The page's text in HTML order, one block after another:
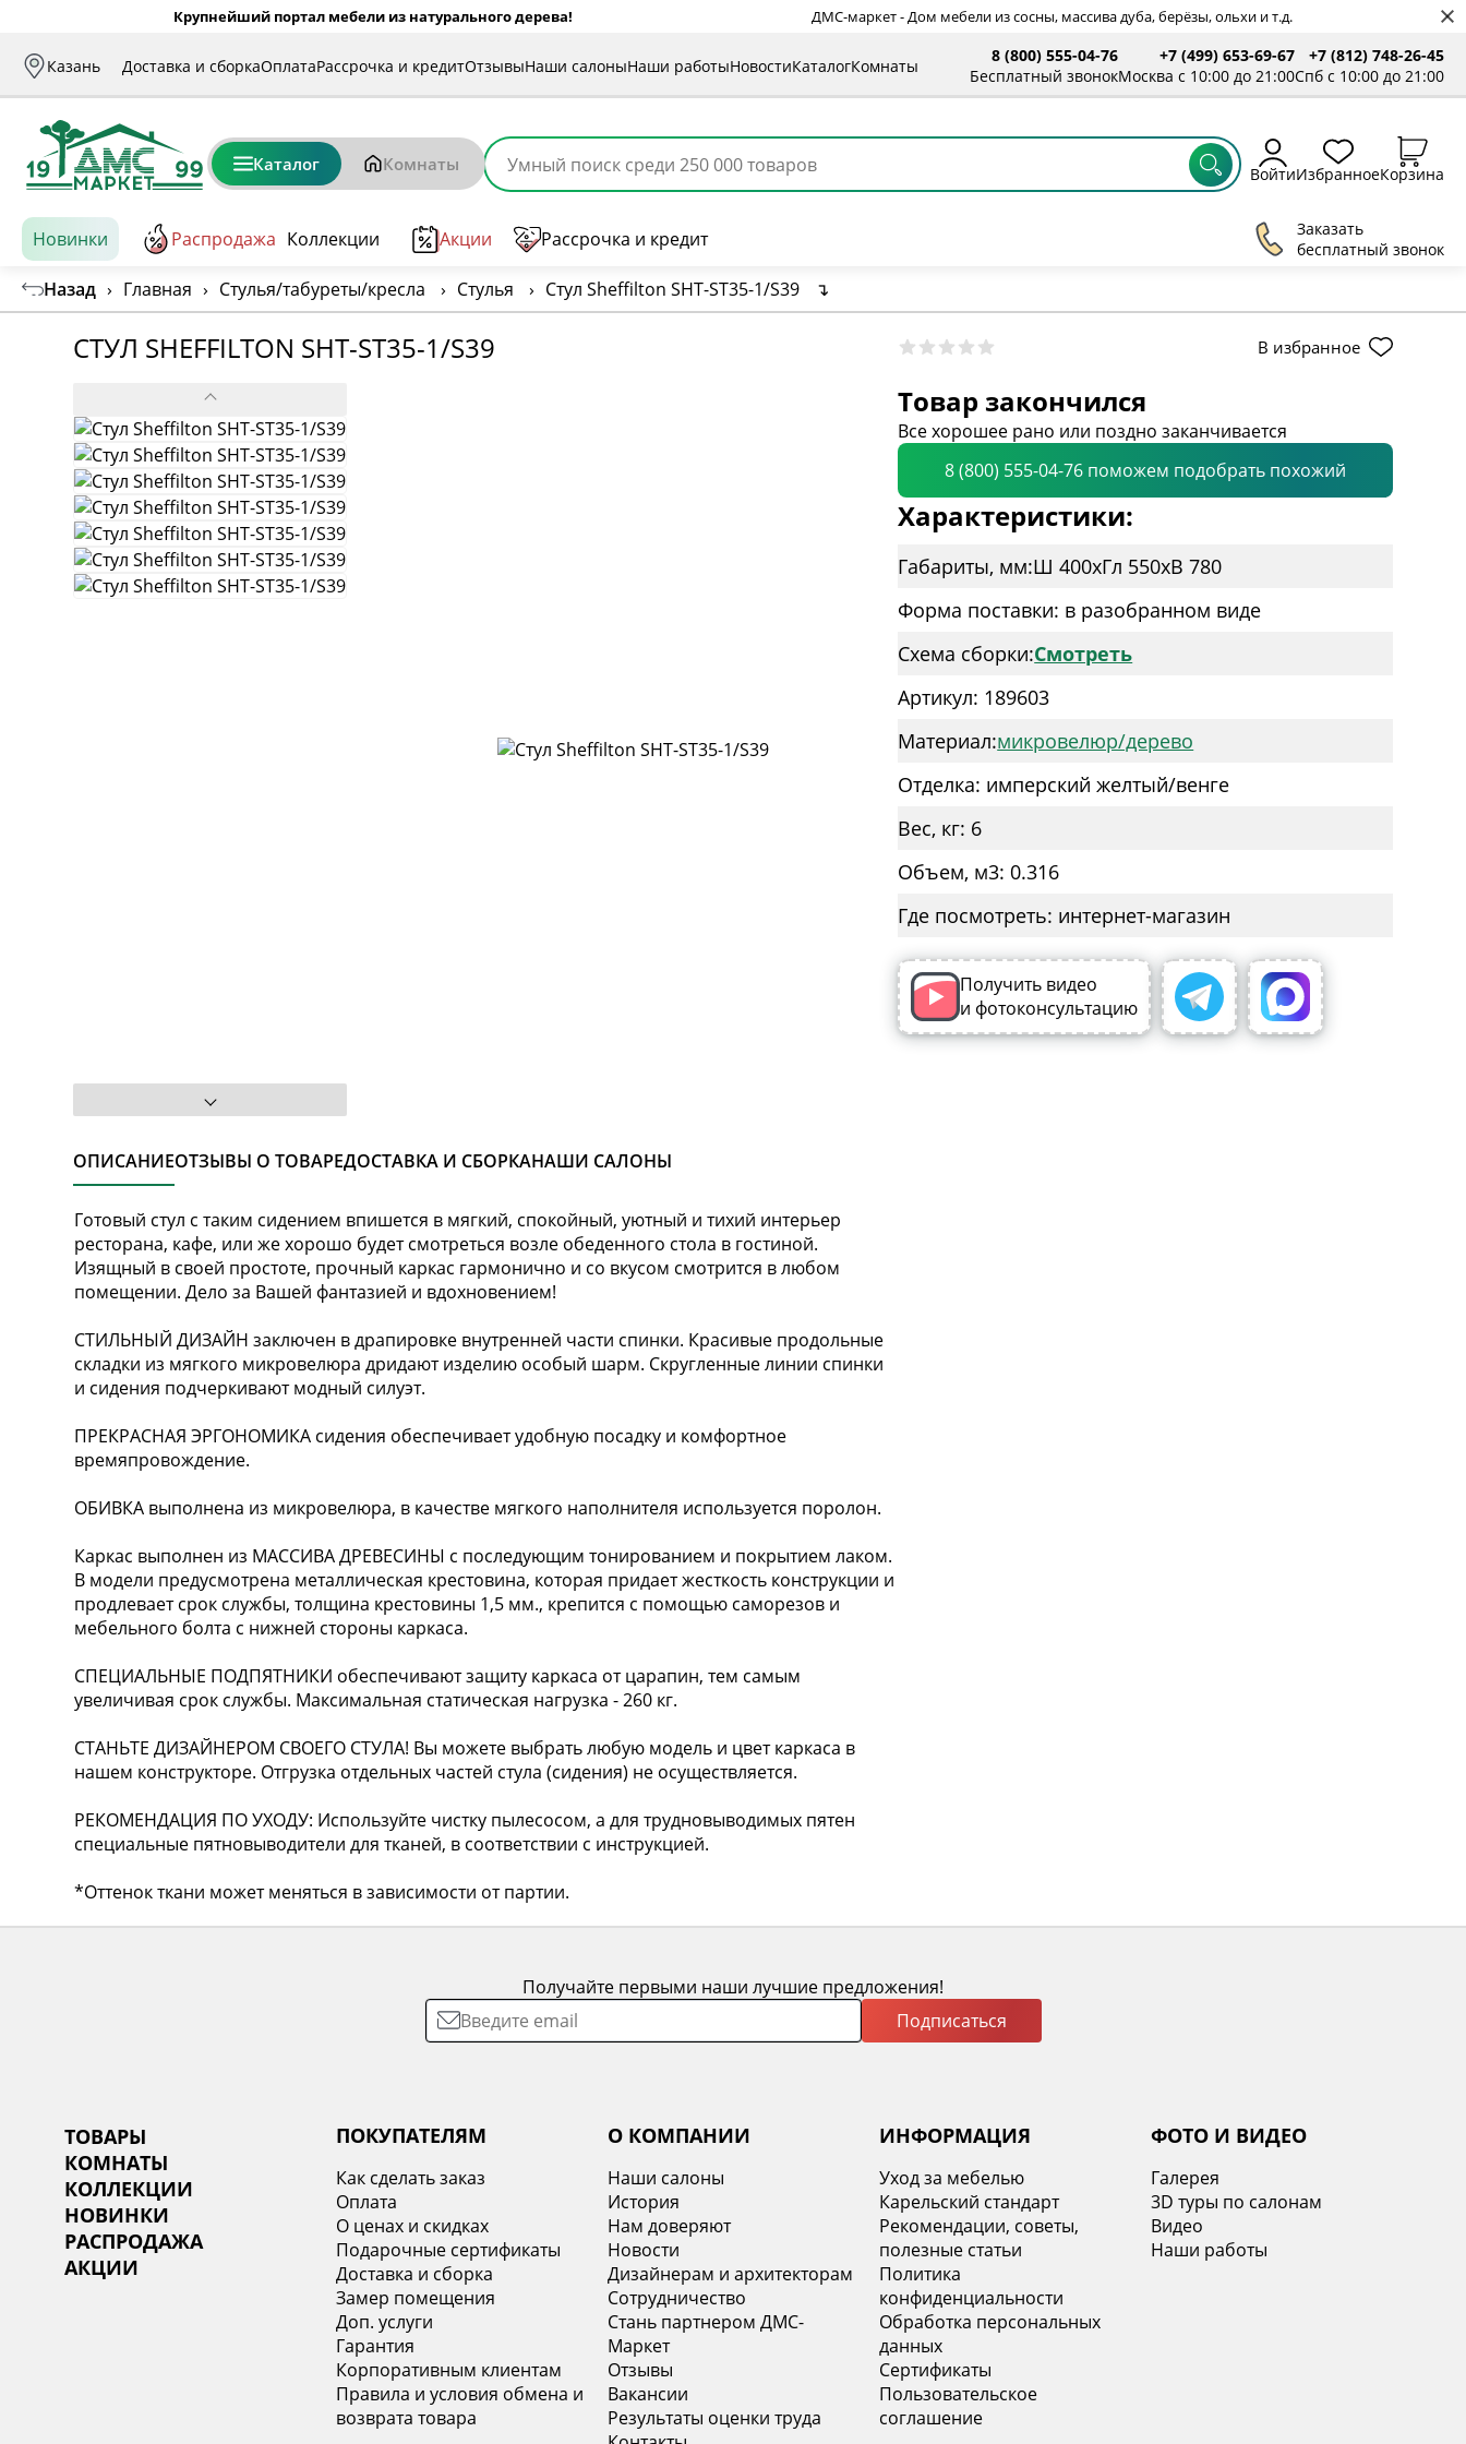
Крупнейший портал мебели из натурального дерева! ДМС-маркет - Дом мебели из сосны, массива дуба, берёзы, ольхи и т.д.
Казань Доставка и сборкаОплатаРассрочка и кредитОтзывыНаши салоныНаши работыНовостиКаталогКомнаты
8 (800) 555-04-76
Бесплатный звонок
+7 (499) 653-69-67
Москва с 10:00 до 21:00
+7 (812) 748-26-45
Спб с 10:00 до 21:00
Каталог Комнаты ВойтиИзбранноеКорзина
Новинки Распродажа Коллекции Акции Рассрочка и кредит
Заказать
бесплатный звонок
Назад › Главная › Стулья/табуреты/кресла › Стулья › Стул Sheffilton SHT-ST35-1/S39 ↴
СТУЛ SHEFFILTON SHT-ST35-1/S39 В избранное
ОПИСАНИЕОТЗЫВЫ О ТОВАРЕДОСТАВКА И СБОРКАНАШИ САЛОНЫ
Готовый стул с таким сидением впишется в мягкий, спокойный, уютный и тихий интерьер
ресторана, кафе, или же хорошо будет смотреться возле обеденного стола в гостиной.
Изящный в своей простоте, прочный каркас гармонично и со вкусом смотрится в любом
помещении. Дело за Вашей фантазией и вдохновением!
СТИЛЬНЫЙ ДИЗАЙН заключен в драпировке внутренней части спинки. Красивые продольные
складки из мягкого микровелюра дридают изделию особый шарм. Скругленные линии спинки
и сидения подчеркивают модный силуэт.
ПРЕКРАСНАЯ ЭРГОНОМИКА сидения обеспечивает удобную посадку и комфортное
времяпровождение.
ОБИВКА выполнена из микровелюра, в качестве мягкого наполнителя используется поролон.
Каркас выполнен из МАССИВА ДРЕВЕСИНЫ с последующим тонированием и покрытием лаком.
В модели предусмотрена металлическая крестовина, которая придает жесткость конструкции и
продлевает срок службы, толщина крестовины 1,5 мм., крепится с помощью саморезов и
мебельного болта с нижней стороны каркаса.
СПЕЦИАЛЬНЫЕ ПОДПЯТНИКИ обеспечивают защиту каркаса от царапин, тем самым
увеличивая срок службы. Максимальная статическая нагрузка - 260 кг.
СТАНЬТЕ ДИЗАЙНЕРОМ СВОЕГО СТУЛА! Вы можете выбрать любую модель и цвет каркаса в
нашем конструкторе. Отгрузка отдельных частей стула (сидения) не осуществляется.
РЕКОМЕНДАЦИЯ ПО УХОДУ: Используйте чистку пылесосом, а для трудновыводимых пятен
специальные пятновыводители для тканей, в соответствии с инструкцией.
*Оттенок ткани может меняться в зависимости от партии.
Товар закончился
Все хорошее рано или поздно заканчивается
8 (800) 555-04-76 поможем подобрать похожий
Характеристики:
Габариты, мм:Ш 400xГл 550xВ 780
Форма поставки: в разобранном виде
Схема сборки:Смотреть
Артикул: 189603
Материал:микровелюр/дерево
Отделка: имперский желтый/венге
Вес, кг: 6
Объем, м3: 0.316
Где посмотреть: интернет-магазин
Получить видео
и фотоконсультацию
Получайте первыми наши лучшие предложения!
Подписаться
ТОВАРЫ
КОМНАТЫ
КОЛЛЕКЦИИ
НОВИНКИ
РАСПРОДАЖА
АКЦИИ
ПОКУПАТЕЛЯМ
Как сделать заказ
Оплата
О ценах и скидках
Подарочные сертификаты
Доставка и сборка
Замер помещения
Доп. услуги
Гарантия
Корпоративным клиентам
Правила и условия обмена и
возврата товара
О КОМПАНИИ
Наши салоны
История
Нам доверяют
Новости
Дизайнерам и архитекторам
Сотрудничество
Стань партнером ДМС-
Маркет
Отзывы
Вакансии
Результаты оценки труда
ИНФОРМАЦИЯ
Уход за мебелью
Карельский стандарт
Рекомендации, советы,
полезные статьи
Политика
конфиденциальности
Обработка персональных
данных
Сертификаты
Пользовательское
соглашение
ФОТО И ВИДЕО
Галерея
3D туры по салонам
Видео
Наши работы